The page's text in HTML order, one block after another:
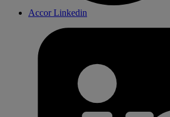
Accor Linkedin